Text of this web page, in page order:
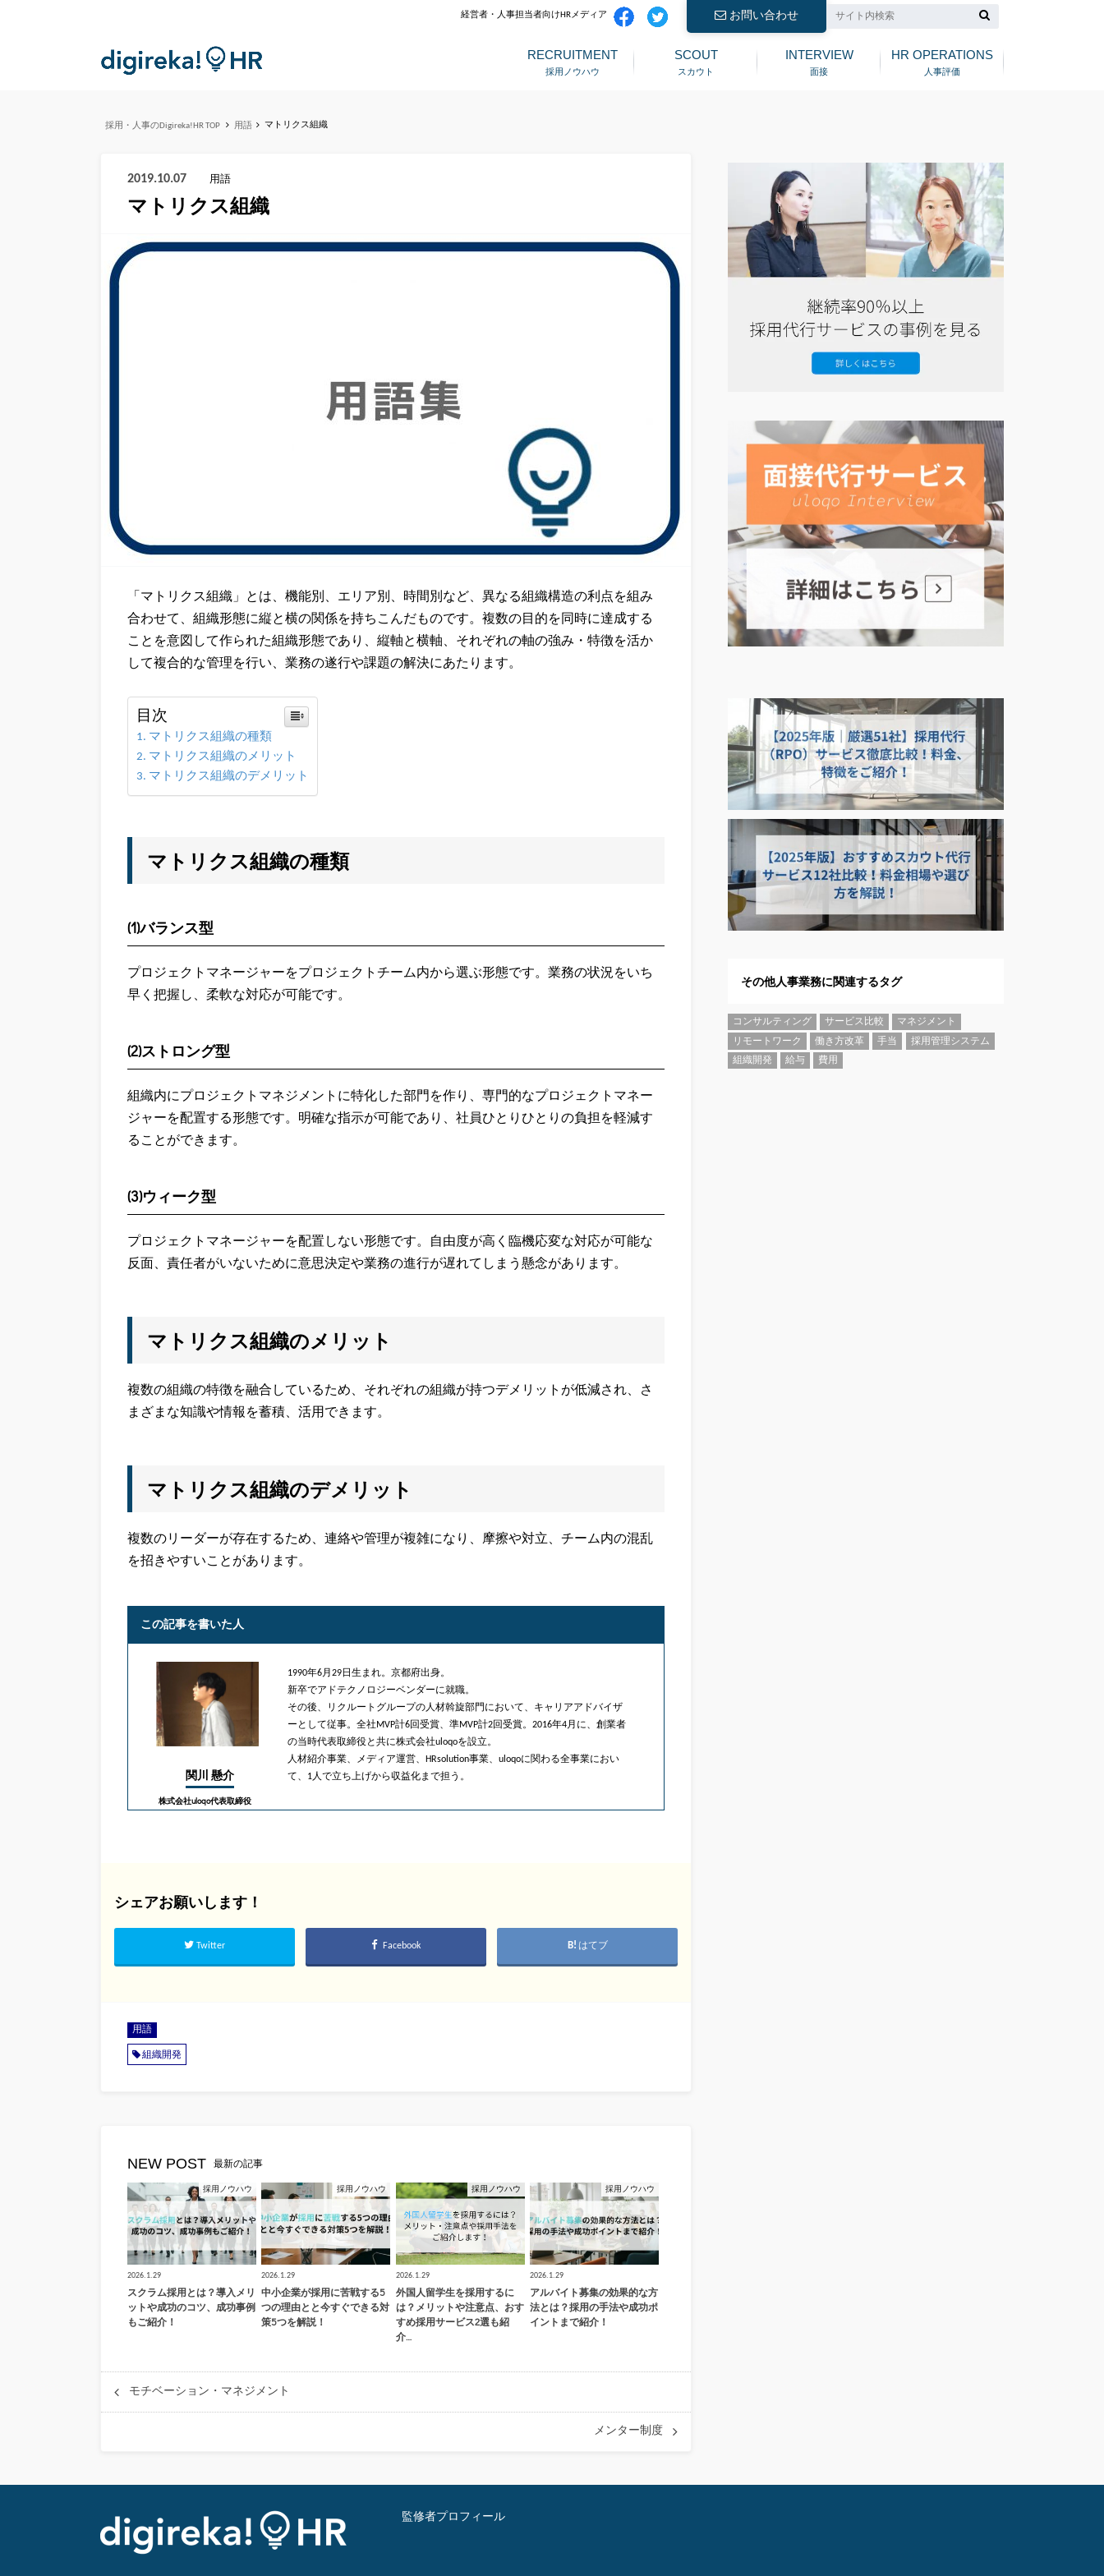
経営者・人事担当者向けHRメディア お問い合わせ
採用ノウハウ
RECRUITMENT
スカウト
SCOUT
面接
INTERVIEW
人事評価
HR OPERATIONS
採用・人事のDigireka!HR TOP 用語 マトリクス組織
2019.10.07 用語
マトリクス組織
「マトリクス組織」とは、機能別、エリア別、時間別など、異なる組織構造の利点を組み
合わせて、組織形態に縦と横の関係を持ちこんだものです。複数の目的を同時に達成する
ことを意図して作られた組織形態であり、縦軸と横軸、それぞれの軸の強み・特徴を活か
して複合的な管理を行い、業務の遂行や課題の解決にあたります。
目次
マトリクス組織の種類
マトリクス組織のメリット
マトリクス組織のデメリット
マトリクス組織の種類
(1)バランス型
プロジェクトマネージャーをプロジェクトチーム内から選ぶ形態です。業務の状況をいち
早く把握し、柔軟な対応が可能です。
(2)ストロング型
組織内にプロジェクトマネジメントに特化した部門を作り、専門的なプロジェクトマネー
ジャーを配置する形態です。明確な指示が可能であり、社員ひとりひとりの負担を軽減す
ることができます。
(3)ウィーク型
プロジェクトマネージャーを配置しない形態です。自由度が高く臨機応変な対応が可能な
反面、責任者がいないために意思決定や業務の進行が遅れてしまう懸念があります。
マトリクス組織のメリット
複数の組織の特徴を融合しているため、それぞれの組織が持つデメリットが低減され、さ
まざまな知識や情報を蓄積、活用できます。
マトリクス組織のデメリット
複数のリーダーが存在するため、連絡や管理が複雑になり、摩擦や対立、チーム内の混乱
を招きやすいことがあります。
この記事を書いた人
関川 懸介
株式会社uloqo代表取締役
1990年6月29日生まれ。京都府出身。
新卒でアドテクノロジーベンダーに就職。
その後、リクルートグループの人材斡旋部門において、キャリアアドバイザ
ーとして従事。全社MVP計6回受賞、準MVP計2回受賞。2016年4月に、創業者
の当時代表取締役と共に株式会社uloqoを設立。
人材紹介事業、メディア運営、HRsolution事業、uloqoに関わる全事業におい
て、1人で立ち上げから収益化まで担う。
シェアお願いします！
Twitter Facebook はてブ
用語
組織開発
NEW POST 最新の記事
採用ノウハウ
2026.1.29
スクラム採用とは？導入メリ
ットや成功のコツ、成功事例
もご紹介！
採用ノウハウ
2026.1.29
中小企業が採用に苦戦する5
つの理由とと今すぐできる対
策5つを解説！
採用ノウハウ
2026.1.29
外国人留学生を採用するに
は？メリットや注意点、おす
すめ採用サービス2選も紹
介…
採用ノウハウ
2026.1.29
アルバイト募集の効果的な方
法とは？採用の手法や成功ポ
イントまで紹介！
モチベーション・マネジメント
メンター制度
その他人事業務に関連するタグ
コンサルティング サービス比較
マネジメント
リモートワーク
働き方改革 手当
採用管理システム
組織開発
給与 費用
監修者プロフィール